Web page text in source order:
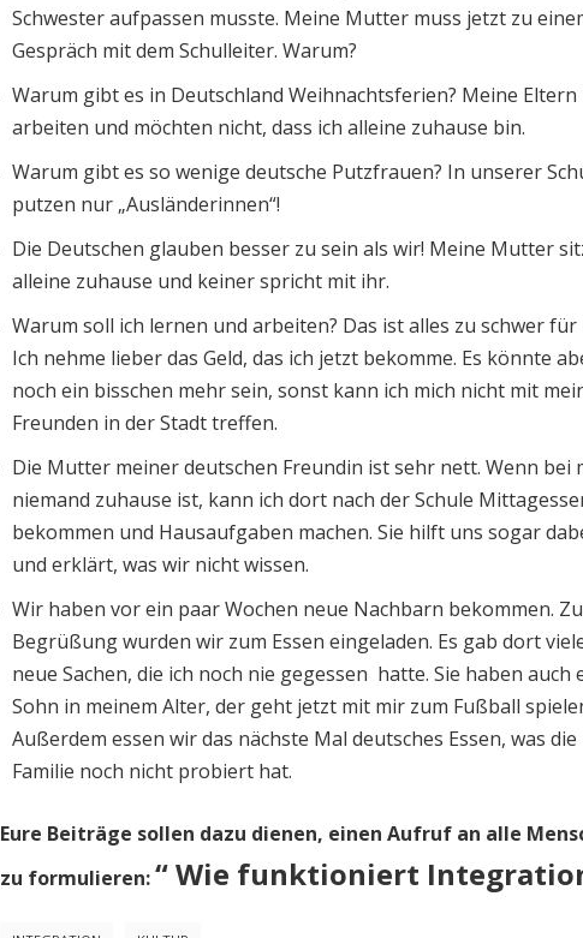
Schwester aufpassen musste. Meine Mutter muss jetzt zu
Gespräch mit dem Schulleiter. Warum?
Warum gibt es in Deutschland Weihnachtsferien? Meine Eltern
arbeiten und möchten nicht, dass ich alleine zuhause bin.
Warum gibt es so wenige deutsche Putzfrauen? In unserer
putzen nur „Ausländerinnen“!
Die Deutschen glauben besser zu sein als wir! Meine Mutter
alleine zuhause und keiner spricht mit ihr.
Warum soll ich lernen und arbeiten? Das ist alles zu schwer für
Ich nehme lieber das Geld, das ich jetzt bekomme. Es könnte
noch ein bisschen mehr sein, sonst kann ich mich nicht mit
Freunden in der Stadt treffen.
Die Mutter meiner deutschen Freundin ist sehr nett. Wenn bei
niemand zuhause ist, kann ich dort nach der Schule
bekommen und Hausaufgaben machen. Sie hilft uns sogar
und erklärt, was wir nicht wissen.
Wir haben vor ein paar Wochen neue Nachbarn bekommen.
Begrüßung wurden wir zum Essen eingeladen. Es gab dort
neue Sachen, die ich noch nie gegessen hatte. Sie haben auch
Sohn in meinem Alter, der geht jetzt mit mir zum Fußball
Außerdem essen wir das nächste Mal deutsches Essen, was die
Familie noch nicht probiert hat.
Eure Beiträge sollen dazu dienen, einen Aufruf an alle
zu formulieren:“ Wie funktioniert